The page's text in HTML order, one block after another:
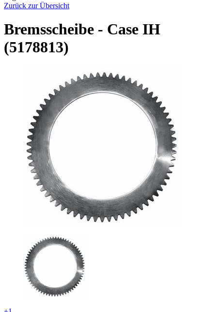
Zurück zur Übersicht
Bremsscheibe - Case IH
(5178813)